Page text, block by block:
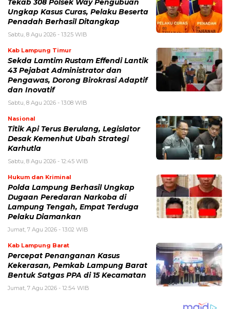
Tekab 308 Polsek Way Pengubuan
Ungkap Kasus Curas, Pelaku Beserta
Penadah Berhasil Ditangkap
Sabtu, 8 Agu 2026 - 13:25 WIB
Kab Lampung Timur
Sekda Lamtim Rustam Effendi Lantik
43 Pejabat Administrator dan
Pengawas, Dorong Birokrasi Adaptif
dan Inovatif
Sabtu, 8 Agu 2026 - 13:08 WIB
Nasional
Titik Api Terus Berulang, Legislator
Desak Kemenhut Ubah Strategi
Karhutla
Sabtu, 8 Agu 2026 - 12:45 WIB
Hukum dan Kriminal
Polda Lampung Berhasil Ungkap
Dugaan Peredaran Narkoba di
Lampung Tengah, Empat Terduga
Pelaku Diamankan
Jumat, 7 Agu 2026 - 13:02 WIB
Kab Lampung Barat
Percepat Penanganan Kasus
Kekerasan, Pemkab Lampung Barat
Bentuk Satgas PPA di 15 Kecamatan
Jumat, 7 Agu 2026 - 12:54 WIB